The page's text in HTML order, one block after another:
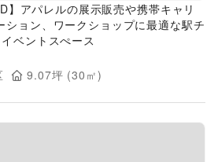
】アパレルの展示販売や携帯キャリ
ション、ワークショップに最適な駅チ
ベントスぺース
9.07坪 (30 ㎡)